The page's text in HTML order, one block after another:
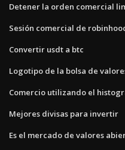
Detener la orden comercial
Sesión comercial de
Convertir usdt a btc
Logotipo de la bolsa de
Comercio utilizando el
Mejores divisas para invertir
Es el mercado de valores